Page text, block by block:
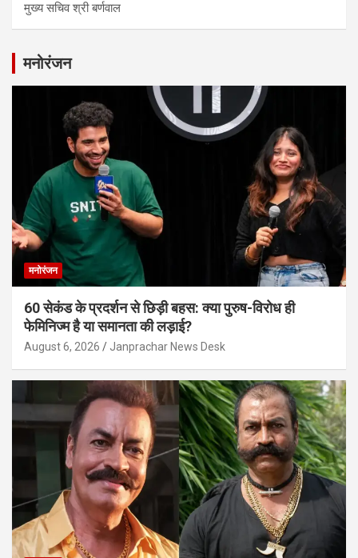
मुख्य सचिव श्री बर्णवाल
मनोरंजन
मनोरंजन
60 सेकंड के प्रदर्शन से छिड़ी बहस: क्या पुरुष-विरोध ही
फेमिनिज्म है या समानता की लड़ाई?
August 6, 2026 Janprachar News Desk